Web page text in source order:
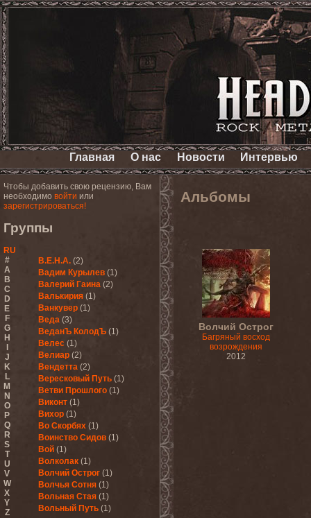
Главная О нас Новости Интервью
Чтобы добавить свою рецензию, Вам
необходимо войти или
зарегистрироваться!
Группы
RU
#
A
B
C
D
E
F
G
H
J
K
L
M
N
O
P
Q
R
S
T
U
V
W
X
Y
Z
В.Е.Н.А. (2)
Вадим Курылев (1)
Валерий Гаина (2)
Валькирия (1)
Ванкувер (1)
Веда (3)
ВеданЪ КолодЪ (1)
Велес (1)
Велиар (2)
Вендетта (2)
Вересковый Путь (1)
Ветви Прошлого (1)
Виконт (1)
Вихор (1)
Во Скорбях (1)
Воинство Сидов (1)
Вой (1)
Волколак (1)
Волчий Острог (1)
Волчья Сотня (1)
Вольная Стая (1)
Вольный Путь (1)
Альбомы
Волчий Острог
Багряный восход
возрождения
2012